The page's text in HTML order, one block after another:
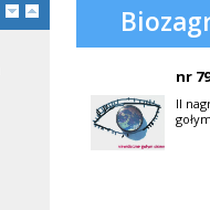
nr 79
II